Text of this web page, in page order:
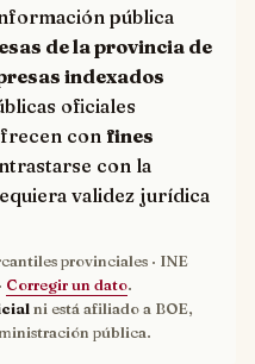
pública
de la provincia de
indexados
oficiales
con fines
con la
validez jurídica
provinciales · INE
· Corregir un dato.
ni está afiliado a BOE,
pública.